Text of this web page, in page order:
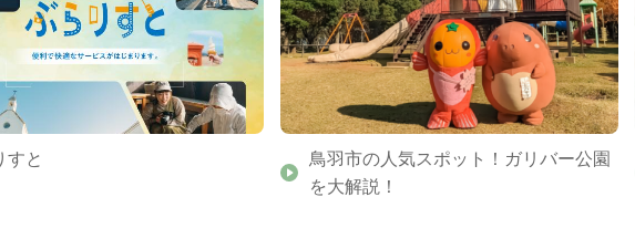
すと
鳥羽市の人気スポット！ガリバー公園
を大解説！